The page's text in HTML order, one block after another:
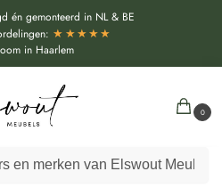
én gemonteerd in NL & BE
★★★★★
in Haarlem
0
een extra levertijd van
levertijd.